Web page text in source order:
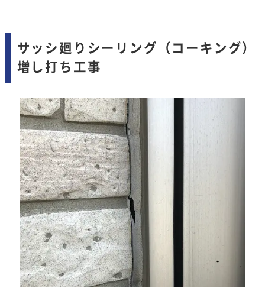
サッシ廻りシーリング（コーキング）
増し打ち工事